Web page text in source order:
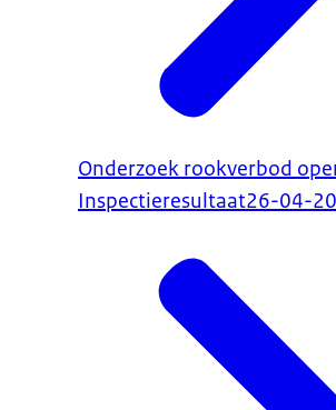
Onderzoek rookverbod
Inspectieresultaat26-04-